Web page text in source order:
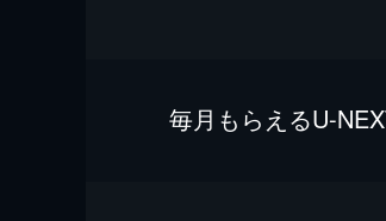
毎⽉もらえるU-